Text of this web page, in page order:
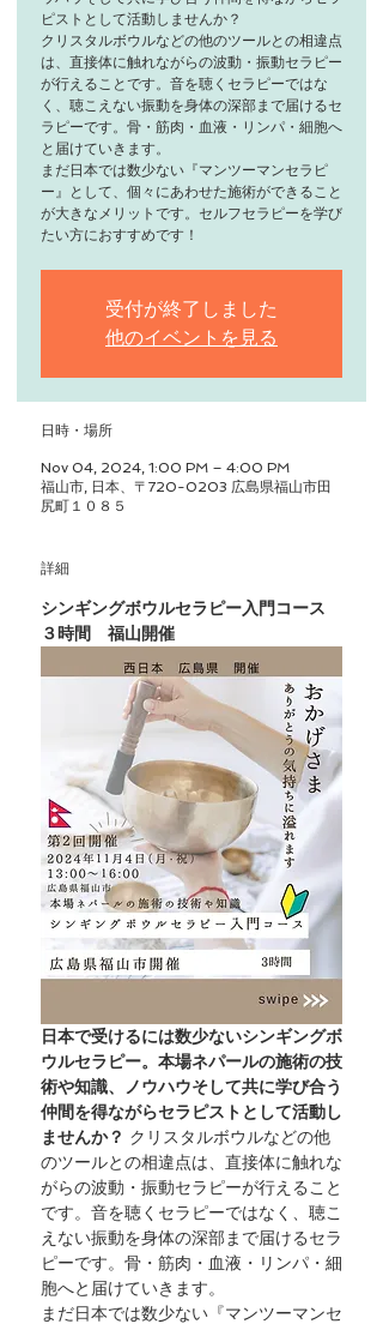
ピストとして活動しませんか？
​クリスタルボウルなどの他のツールとの相違点
は、直接体に触れながらの波動・振動セラピー
が行えることです。音を聴くセラピーではな
く、聴こえない振動を身体の深部まで届けるセ
ラピーです。骨・筋肉・血液・リンパ・細胞へ
と届けていきます。
まだ日本では数少ない『マンツーマンセラピ
ー』として、個々にあわせた施術ができること
が大きなメリットです。セルフセラピーを学び
たい方におすすめです！
受付が終了しました
他のイベントを見る
日時・場所
Nov 04, 2024, 1:00 PM – 4:00 PM
福山市, 日本、〒720-0203 広島県福山市田
尻町１０８５
詳細
シンギングボウルセラピー入門コース
３時間　福山開催
日本で受けるには数少ないシンギングボ
ウルセラピー。本場ネパールの施術の技
術や知識、ノウハウそして共に学び合う
仲間を得ながらセラピストとして活動し
ませんか？ ​ クリスタルボウルなどの他
のツールとの相違点は、直接体に触れな
がらの波動・振動セラピーが行えること
です。音を聴くセラピーではなく、聴こ
えない振動を身体の深部まで届けるセラ
ピーです。骨・筋肉・血液・リンパ・細
胞へと届けていきます。
まだ日本では数少ない『マンツーマンセ